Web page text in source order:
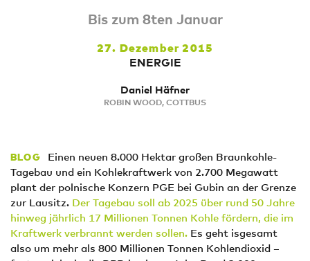
Bis zum 8ten Januar
27. Dezember 2015
ENERGIE
Daniel Häfner
ROBIN WOOD, COTTBUS
BLOG
Einen neuen 8.000 Hektar großen Braunkohle-
Tagebau und ein Kohlekraftwerk von 2.700 Megawatt
plant der polnische Konzern PGE bei Gubin an der Grenze
zur Lausitz. Der Tagebau soll ab 2025 über rund 50 Jahre
hinweg jährlich 17 Millionen Tonnen Kohle fördern, die im
Kraftwerk verbrannt werden sollen. Es geht isgesamt
also um mehr als 800 Millionen Tonnen Kohlendioxid –